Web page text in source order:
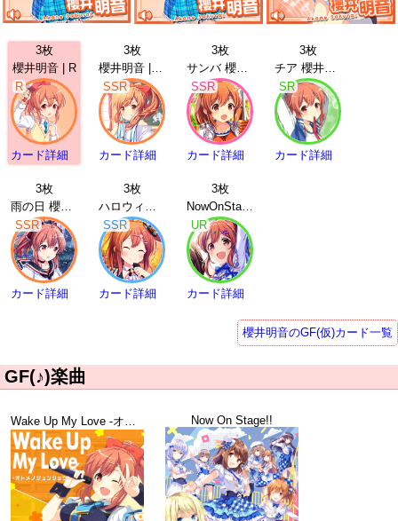
3枚
櫻井明音 | R
R
カード詳細
3枚
SSR
カード詳細
3枚
SSR
カード詳細
3枚
SR
カード詳細
3枚
SSR
カード詳細
3枚
SSR
カード詳細
3枚
UR
カード詳細
櫻井明音のGF(仮)カード一覧
GF(♪)楽曲
Now On Stage!!